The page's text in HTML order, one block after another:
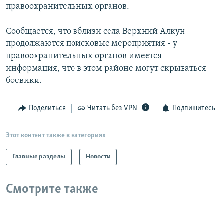
Все сайты РСЕ/РС
правоохранительных органов.
Сообщается, что вблизи села Верхний Алкун
продолжаются поисковые мероприятия - у
правоохранительных органов имеется
информация, что в этом районе могут скрываться
боевики.
Поделиться Читать без VPN Подпишитесь
Этот контент также в категориях
Главные разделы Новости
Смотрите также